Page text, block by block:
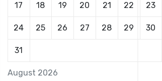
August 2026
17 18 19 20 21 22 23
24 25 26 27 28 29 30
31